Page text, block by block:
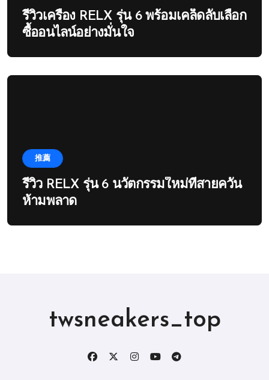
รีวิวเครื่อง RELX รุ่น 6 พร้อมเคล็ดลับเลือก
ซื้ออนไลน์อย่างมั่นใจ
推薦
รีวิว RELX รุ่น 6 นวัตกรรมใหม่ที่สายควัน
ห้ามพลาด
twsneakers_top